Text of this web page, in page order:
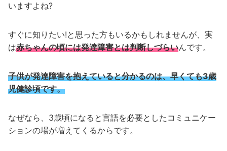
いますよね?
すぐに知りたい!と思った方もいるかもしれませんが、実
は赤ちゃんの頃には発達障害とは判断しづらいんです。
子供が発達障害を抱えていると分かるのは、早くても3歳
児健診頃です。
なぜなら、3歳頃になると言語を必要としたコミュニケー
ションの場が増えてくるからです。